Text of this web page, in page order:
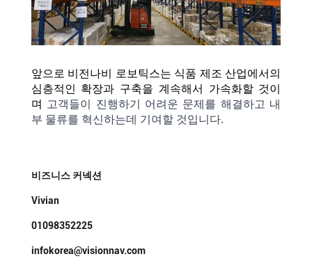
앞으로 비전나비 로보틱스는 식품 제조 산업에서의
심층적인 확장과 구축을 계속해서 가속화할 것이
며 고객들이 진행하기 어려운 문제를 해결하고 내
부 물류를 혁신하는데 기여할 것입니다.
비즈니스 커넥션
Vivian
01098352225
infokorea@visionnav.com